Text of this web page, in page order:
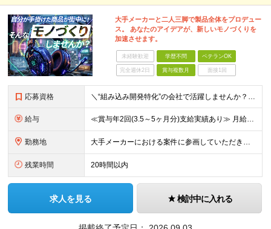
大手メーカーと二人三脚で製品全体をプロデュー
ス。 あなたのアイデアが、新しいモノづくりを
加速させます。
未経験歓迎 学歴不問 ベテランOK
完全週休2日 賞与複数月 面接1回
応募資格 ＼“組み込み開発特化”の会社で活躍しませんか？／ ◆組み込み系システムの開発経験 ◆学歴不問 ＜こんな方をお待ちしてます！＞ ◎モノづくりを突き詰めていきたい職人気質の方 ◎指示待ちではなく、主体的
給与 ≪賞与年2回(3.5～5ヶ月分)支給実績あり≫ 月給35万円～45万円＋賞与年2回＋交通費(月5万円まで)＋資格取得支援・手当あり＋時間外手当(100％支給) ※経験・知識・技術などを最大限考慮した
勤務地 大手メーカーにおける案件に参画していただきます！ 当社メンバーがメインとなっているチームに配属されるので、ご安心ください。 もちろん、希望もしっかりと考慮します。 ■東京本社、大阪事務所、および東京
残業時間 20時間以内
求人を見る 検討中に入れる